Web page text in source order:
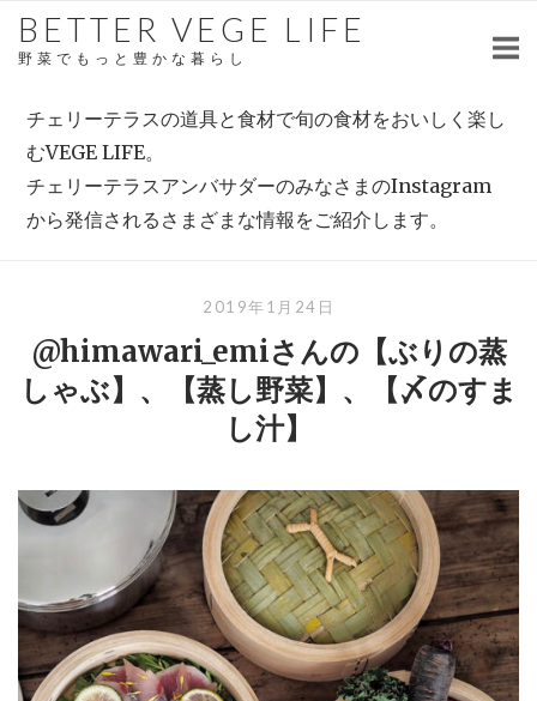
SkipBETTER VEGE LIFE
野菜でもっと豊かな暮らし
チェリーテラスの道具と食材で旬の食材をおいしく楽し
むVEGE LIFE。
チェリーテラスアンバサダーのみなさまのInstagram
から発信されるさまざまな情報をご紹介します。
2019年1月24日
@himawari_emiさんの【ぶりの蒸
しゃぶ】、【蒸し野菜】、【〆のすま
し汁】